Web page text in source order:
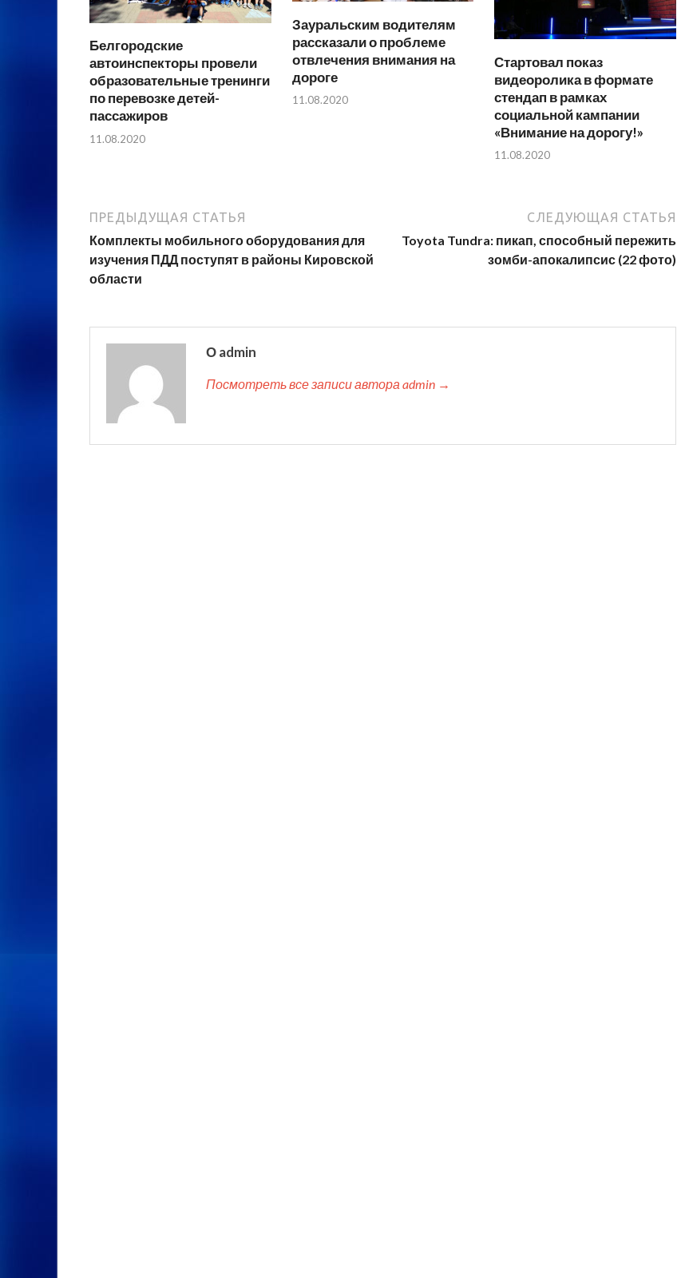
Белгородские
автоинспекторы провели
образовательные тренинги
по перевозке детей-
пассажиров
11.08.2020
Зауральским водителям
рассказали о проблеме
отвлечения внимания на
дороге
11.08.2020
Стартовал показ
видеоролика в формате
стендап в рамках
социальной кампании
«Внимание на дорогу!»
11.08.2020
ПРЕДЫДУЩАЯ СТАТЬЯ
Комплекты мобильного оборудования для
изучения ПДД поступят в районы Кировской
области
СЛЕДУЮЩАЯ СТАТЬЯ
Toyota Tundra: пикап, способный пережить
зомби-апокалипсис (22 фото)
О admin
Посмотреть все записи автора admin →